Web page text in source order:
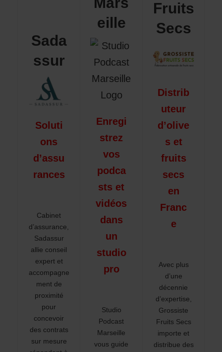
Sada
ssur
Soluti
ons
d’assu
rances
Cabinet
d’assurance,
Sadassur
allie conseil
expert et
accompagne
ment de
proximité
pour
concevoir
des contrats
sur mesure
eille
Enregi
strez
vos
podca
sts et
vidéos
dans
un
studio
pro
Studio
Podcast
Marseille
vous guide
Fruits
Secs
Distrib
uteur
d’olive
s et
fruits
secs
en
Franc
e
Avec plus
d’une
décennie
d’expertise,
Grossiste
Fruits Secs
importe et
distribue des